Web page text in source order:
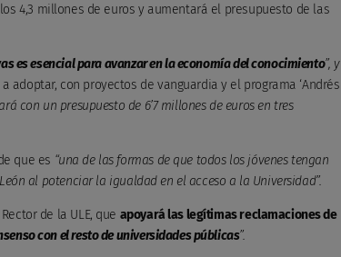
4,3 millones de euros y aumentará el presupuesto de las
es esencial para avanzar en la economía del conocimiento”, y
con proyectos de vanguardia y el programa ‘Andrés
con un presupuesto de 6’7 millones de euros en tres
que es “una de las formas de que todos los jóvenes tengan
al potenciar la igualdad en el acceso a la Universidad”.
de la ULE, que apoyará las legítimas reclamaciones de
con el resto de universidades públicas”.